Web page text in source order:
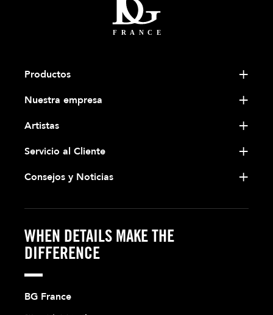
Productos
Nuestra empresa
Artistas
Servicio al Cliente
Consejos y Noticias
WHEN DETAILS MAKE THE
DIFFERENCE
BG France